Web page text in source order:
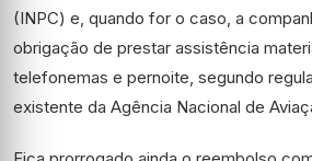
(INPC) e, quando for o caso, a
obrigação de prestar assistência
telefonemas e pernoite, segundo
existente da Agência Nacional de